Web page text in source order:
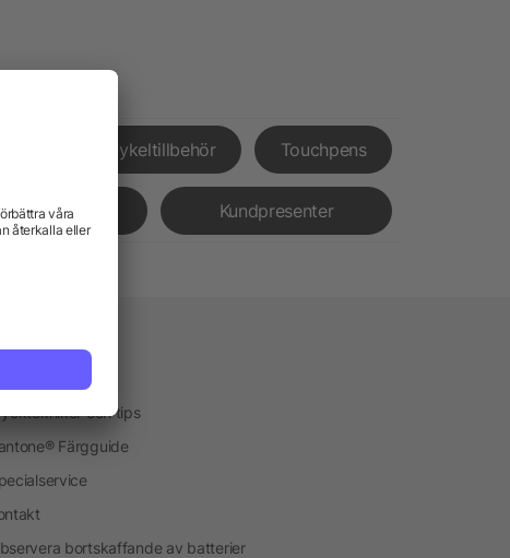
Cykeltillbehör Touchpens
Kundpresenter
och tips
Färgguide
bortskaffande av batterier